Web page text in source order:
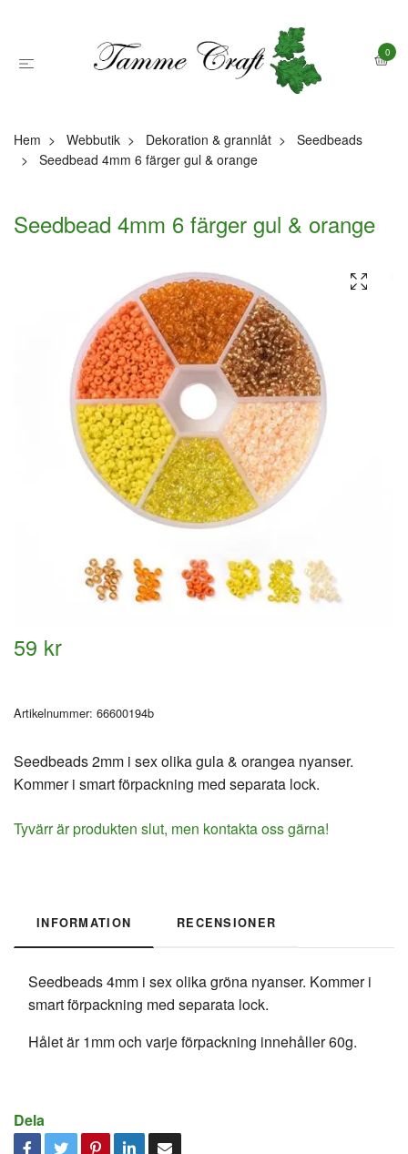
0
Hem Webbutik Dekoration & grannlåt
Seedbeads
Seedbead 4mm 6 färger gul & orange
Seedbead 4mm 6 färger gul & orange
59 kr
Artikelnummer: 66600194b
Seedbeads 2mm i sex olika gula & orangea nyanser.
Kommer i smart förpackning med separata lock.
Tyvärr är produkten slut, men kontakta oss gärna!
INFORMATION RECENSIONER
Seedbeads 4mm i sex olika gröna nyanser. Kommer i
smart förpackning med separata lock.
Hålet är 1mm och varje förpackning innehåller 60g.
Dela